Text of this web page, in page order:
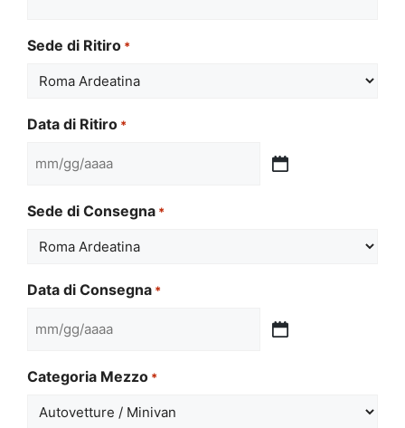
Sede di Ritiro *
Data di Ritiro *
MM
GG
slash
Sede di Consegna *
Data di Consegna *
MM
GG
slash
Categoria Mezzo *